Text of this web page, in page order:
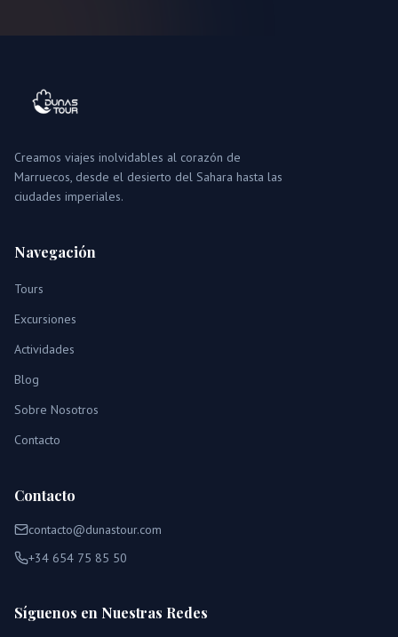
Creamos viajes inolvidables al corazón de
Marruecos, desde el desierto del Sahara hasta las
ciudades imperiales.
Navegación
Tours
Excursiones
Actividades
Blog
Sobre Nosotros
Contacto
Contacto
contacto@dunastour.com
+34 654 75 85 50
Síguenos en Nuestras Redes